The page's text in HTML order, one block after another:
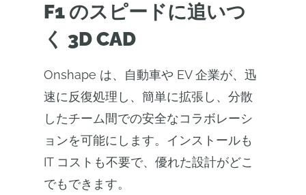
F1 のスピードに追いつ
く 3D CAD
Onshape は、自動車や EV 企業が、迅
速に反復処理し、簡単に拡張し、分散
したチーム間での安全なコラボレーシ
ョンを可能にします。インストールも
IT コストも不要で、優れた設計がどこ
でもできます。